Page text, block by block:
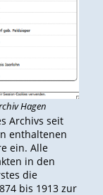
Hagen
Archivs seit
enthaltenen
ein. Alle
in den
die
bis 1913 zur